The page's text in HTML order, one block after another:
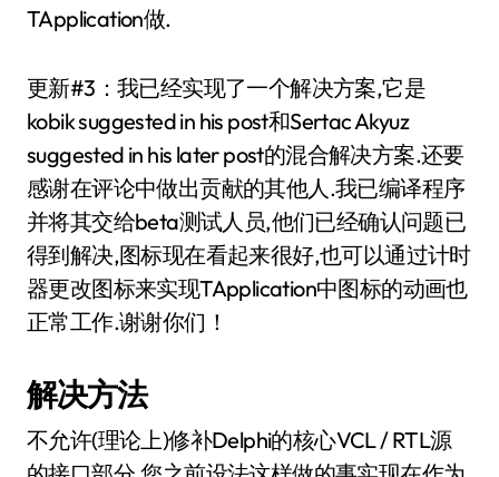
TApplication做.
更新#3：我已经实现了一个解决方案,它是
kobik suggested in his post和Sertac Akyuz
suggested in his later post的混合解决方案.还要
感谢在评论中做出贡献的其他人.我已编译程序
并将其交给beta测试人员,他们已经确认问题已
得到解决,图标现在看起来很好,也可以通过计时
器更改图标来实现TApplication中图标的动画也
正常工作.谢谢你们！
解决方法
不允许(理论上)修补Delphi的核心VCL / RTL源